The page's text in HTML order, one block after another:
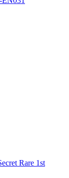
Rare 1st